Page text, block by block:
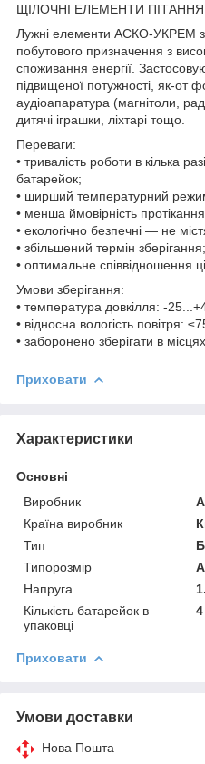
ЩІЛОЧНІ ЕЛЕМЕНТИ ПІТАННЯ
Лужні елементи АСКО-УКРЕМ
побутового призначення з
споживання енергії.
підвищеної потужності, як-от
аудіоапаратура (магнітоли,
дитячі іграшки, ліхтарі тощо.
Переваги:
• тривалість роботи в кілька
батарейок;
• ширший температурний
• менша ймовірність
• екологічно безпечні — не
• збільшений термін зберігання;
• оптимальне співвідношення
Умови зберігання:
• температура довкілля: -
• відносна вологість повітря:
• заборонено зберігати в
Приховати
Характеристики
Основні
Виробник
Країна виробник
Тип
Типорозмір
Напруга
Кількість батарейок в
упаковці
Приховати
Умови доставки
Нова Пошта